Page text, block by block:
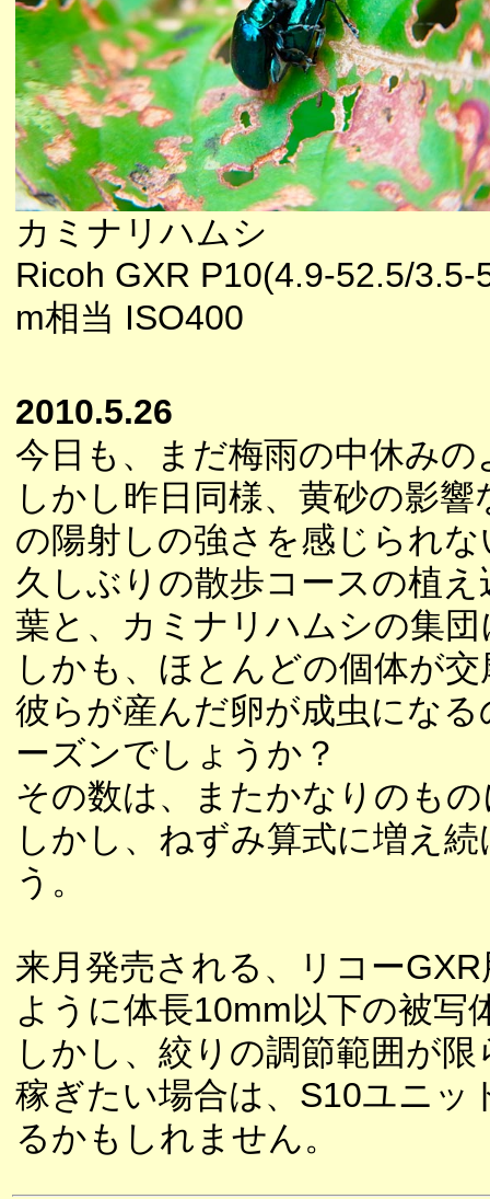
カミナリハムシ
Ricoh GXR P10(4.9-52.5/3.5-
m相当 ISO400
2010.5.26
今日も、まだ梅雨の中休みの
しかし昨日同様、黄砂の影
の陽射しの強さを感じられ
久しぶりの散歩コースの植
葉と、カミナリハムシの集
しかも、ほとんどの個体が
彼らが産んだ卵が成虫にな
ーズンでしょうか？
その数は、またかなりのも
しかし、ねずみ算式に増え
う。
来月発売される、リコー
ように体長10mm以下の被写
しかし、絞りの調節範囲が
稼ぎたい場合は、S10ユニッ
るかもしれません。